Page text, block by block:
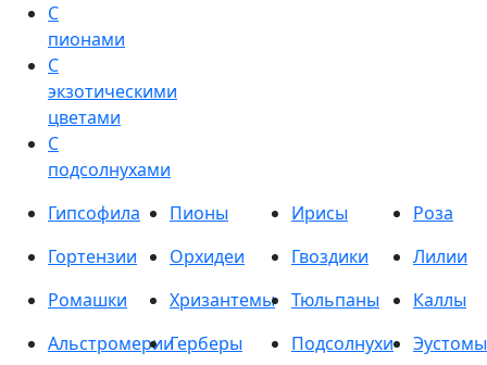
С
пионами
С
экзотическими
цветами
С
подсолнухами
Гипсофила
Пионы Ирисы
Роза
Гортензии
Орхидеи Гвоздики
Лилии
Ромашки
Хризантемы Тюльпаны
Каллы
АльстромерииГерберы Подсолнухи
Эустомы